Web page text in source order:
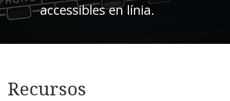
accessibles en línia.
Recursos